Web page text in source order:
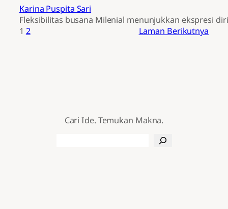
Karina Puspita Sari
Fleksibilitas busana Milenial menunjukkan ekspresi
1 2 Laman Berikutnya
Cari Ide. Temukan Makna.